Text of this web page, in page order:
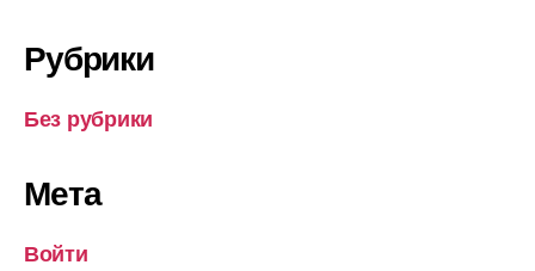
Рубрики
Без рубрики
Мета
Войти